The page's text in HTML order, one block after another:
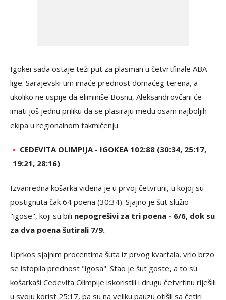
Igokei sada ostaje teži put za plasman u četvrtfinale ABA
lige. Sarajevski tim imaće prednost domaćeg terena, a
ukoliko ne uspije da eliminiše Bosnu, Aleksandrovčani će
imati još jednu priliku da se plasiraju među osam najboljih
ekipa u regionalnom takmičenju.
CEDEVITA OLIMPIJA - IGOKEA 102:88 (30:34, 25:17,
19:21, 28:16)
Izvanredna košarka viđena je u prvoj četvrtini, u kojoj su
postignuta čak 64 poena (30:34). Sjajno je šut služio
"igose", koji su bili nepogrešivi za tri poena - 6/6, dok su
za dva poena šutirali 7/9.
Uprkos sjajnim procentima šuta iz prvog kvartala, vrlo brzo
se istopila prednost "igosa". Stao je šut goste, a to su
košarkaši Cedevita Olimpije iskoristili i drugu četvrtinu riješili
u svoju korist 25:17, pa su na veliku pauzu otišli sa četiri